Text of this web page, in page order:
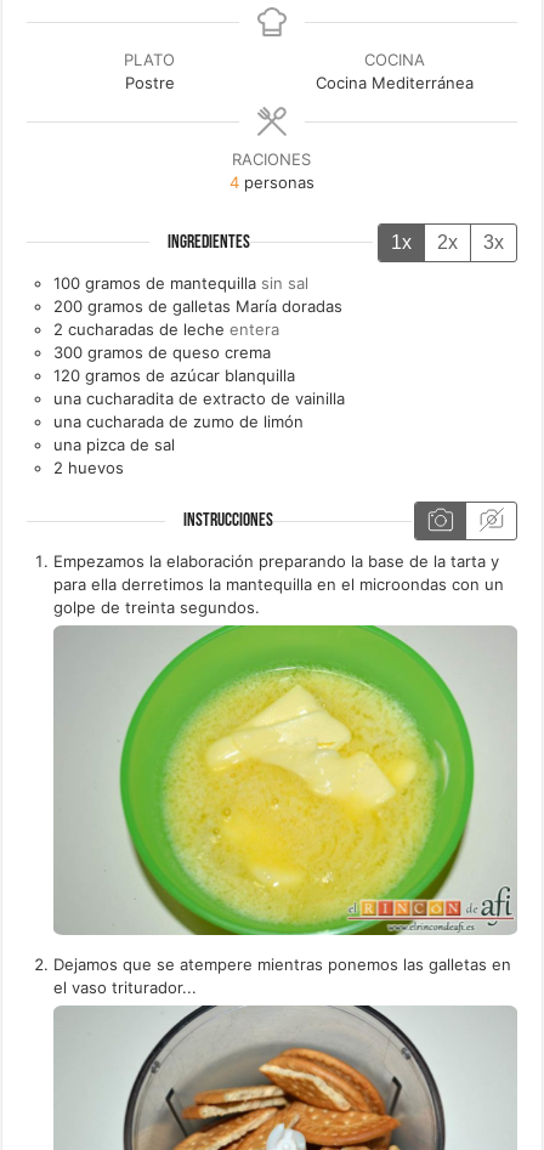
PLATO
Postre
COCINA
Cocina Mediterránea
RACIONES
4 personas
INGREDIENTES 1x 2x 3x
100 gramos de mantequilla sin sal
200 gramos de galletas María doradas
2 cucharadas de leche entera
300 gramos de queso crema
120 gramos de azúcar blanquilla
una cucharadita de extracto de vainilla
una cucharada de zumo de limón
una pizca de sal
2 huevos
INSTRUCCIONES
Empezamos la elaboración preparando la base de la tarta y
para ella derretimos la mantequilla en el microondas con un
golpe de treinta segundos.
Dejamos que se atempere mientras ponemos las galletas en
el vaso triturador...